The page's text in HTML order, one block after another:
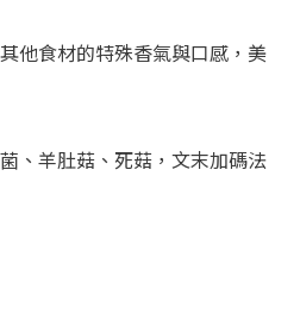
他食材的特殊香氣與口感，美
、羊肚菇、死菇，文末加碼法